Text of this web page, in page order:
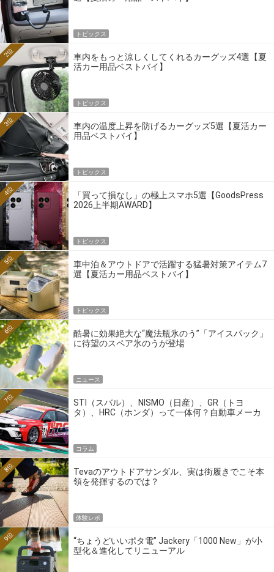
トピックス
車内をもっと涼しくしてくれるカーグッズ4選【夏
活カー用品ベストバイ】
2位
トピックス
車内の温度上昇を防げるカーグッズ5選【夏活カー
用品ベストバイ】
3位
トピックス
「買って損なし」の極上スマホ5選【GoodsPress
2026上半期AWARD】
4位
トピックス
車中泊＆アウトドアで活躍する猛暑対策アイテム7
選【夏活カー用品ベストバイ】
5位
トピックス
酷暑に効果絶大な“魔法瓶氷のう”「アイスパック」
に待望のスペア氷のうが登場
6位
ニュース
STI（スバル）、NISMO（日産）、GR（トヨ
タ）、HRC（ホンダ）って一体何？自動車メーカ
7位
コラム
Tevaのアウトドアサンダル、実は街履きでこそ本
領を発揮するのでは？
8位
体験レポ
“ちょうどいいポタ電” Jackery「1000 New」が小
型化＆進化してリニューアル
9位